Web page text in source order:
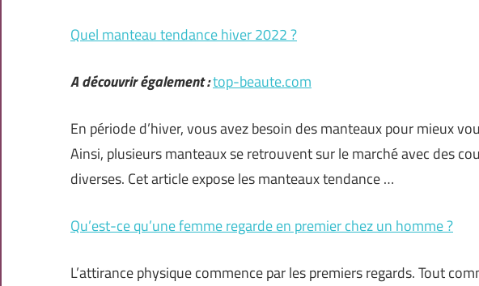
Quel manteau tendance hiver 2022 ?
A découvrir également :top-beaute.com
En période d’hiver, vous avez besoin des manteaux pour mieux
Ainsi, plusieurs manteaux se retrouvent sur le marché avec des
diverses. Cet article expose les manteaux tendance …
Qu’est-ce qu’une femme regarde en premier chez un homme ?
L’attirance physique commence par les premiers regards. Tout